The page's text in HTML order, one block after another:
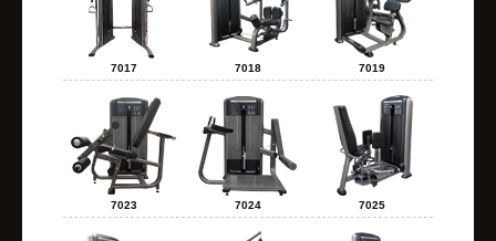
7017 7018 7019
7023 7024 7025